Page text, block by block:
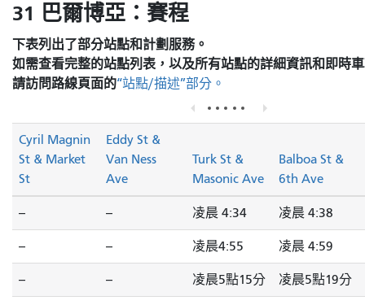
31 巴爾博亞：賽程
下表列出了部分站點和計劃服務。
如需查看完整的站點列表，以及所有站點的詳細資訊和即時
請訪問路線頁面的“站點/描述”部分。
Cyril Magnin
St & Market
St
Eddy St &
Van Ness
Ave
Turk St &
Masonic Ave
Balboa St &
6th Ave
-- -- 凌晨 4:34 凌晨 4:38
-- -- 凌晨4:55 凌晨 4:59
-- -- 凌晨5點15分 凌晨5點19分